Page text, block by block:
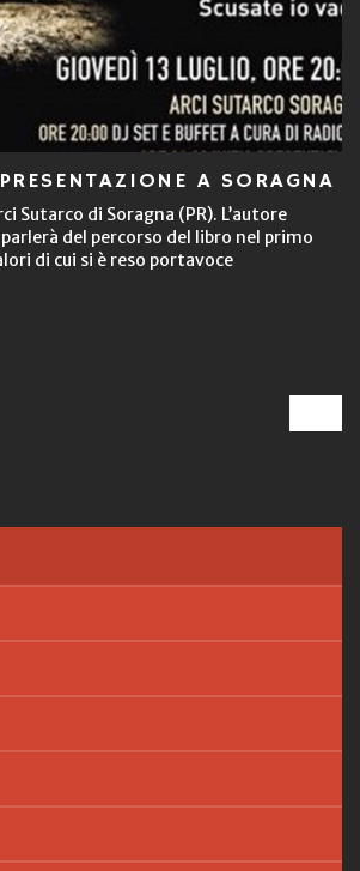
A SORAGNA
Sutarco di Soragna (PR). L’autore
del percorso del libro nel primo
di cui si è reso portavoce